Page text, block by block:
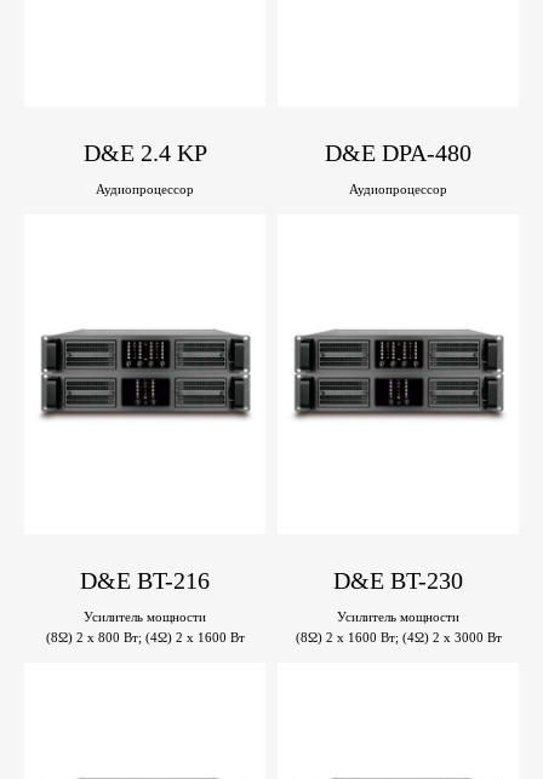
D&E 2.4 KP
Аудиопроцессор
D&E DPA-480
Аудиопроцессор
D&E BT-216
Усилитель мощности
(8Ω) 2 х 800 Вт; (4Ω) 2 х 1600 Вт
D&E BT-230
Усилитель мощности
(8Ω) 2 x 1600 Вт; (4Ω) 2 x 3000 Вт